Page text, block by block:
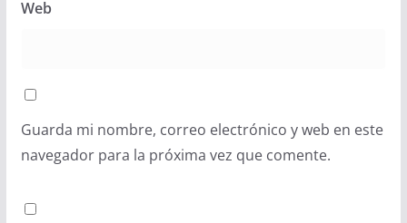
Web
Guarda mi nombre, correo electrónico y web en este
navegador para la próxima vez que comente.